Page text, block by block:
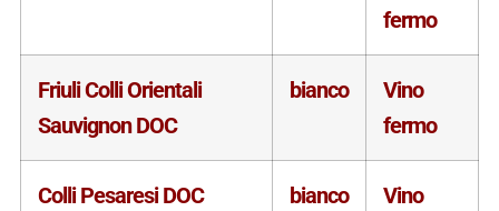
fermo
Friuli Colli Orientali
Sauvignon DOC
bianco
Vino
fermo
Colli Pesaresi DOC
bianco
Vino